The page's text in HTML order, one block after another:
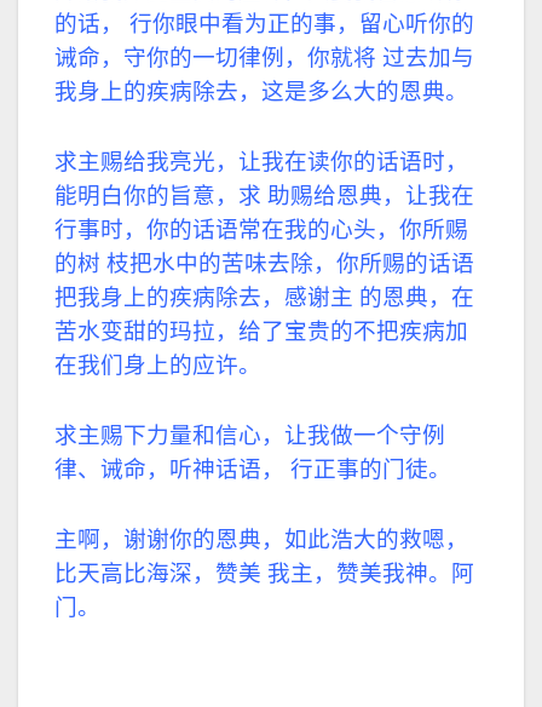
的话， 行你眼中看为正的事，留心听你的
诫命，守你的一切律例，你就将 过去加与
我身上的疾病除去，这是多么大的恩典。
求主赐给我亮光，让我在读你的话语时，
能明白你的旨意，求 助赐给恩典，让我在
行事时，你的话语常在我的心头，你所赐
的树 枝把水中的苦味去除，你所赐的话语
把我身上的疾病除去，感谢主 的恩典，在
苦水变甜的玛拉，给了宝贵的不把疾病加
在我们身上的应许。
求主赐下力量和信心，让我做一个守例
律、诫命，听神话语， 行正事的门徒。
主啊，谢谢你的恩典，如此浩大的救嗯，
比天高比海深，赞美 我主，赞美我神。阿
门。